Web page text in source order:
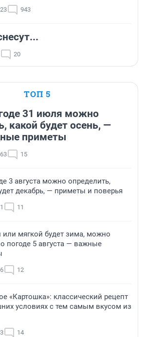
943
20
ТОП 5
31 июля можно
какой будет осень, —
приметы
15
3 августа можно определить,
декабрь, — приметы и поверья
11
или мягкой будет зима, можно
погоде 5 августа — важные
12
«Картошка»: классический рецепт
условиях с тем самым вкусом из
14